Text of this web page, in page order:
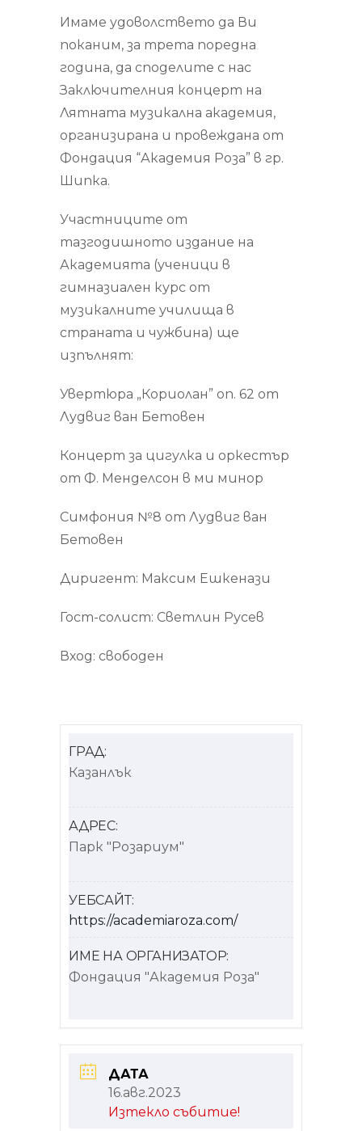
Имаме удоволствето да Ви
поканим, за трета поредна
година, да споделите с нас
Заключителния концерт на
Лятната музикална академия,
организирана и провеждана от
Фондация “Академия Роза” в гр.
Шипка.
Участниците от
тазгодишното издание на
Академията (ученици в
гимназиален курс от
музикалните училища в
страната и чужбина) ще
изпълнят:
Увертюра „Кориолан” оп. 62 от
Лудвиг ван Бетовен
Концерт за цигулка и оркестър
от Ф. Менделсон в ми минор
Симфония №8 от Лудвиг ван
Бетовен
Диригент: Максим Ешкенази
Гост-солист: Светлин Русев
Вход: свободен
ГРАД:
Казанлък
АДРЕС:
Парк "Розариум"
УЕБСАЙТ:
https://academiaroza.com/
ИМЕ НА ОРГАНИЗАТОР:
Фондация "Академия Роза"
ДАТА
16.авг.2023
Изтекло събитие!